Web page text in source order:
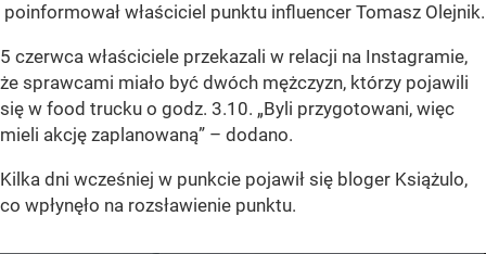
poinformował właściciel punktu influencer Tomasz Olejnik.
5 czerwca właściciele przekazali w relacji na Instagramie,
że sprawcami miało być dwóch mężczyzn, którzy pojawili
się w food trucku o godz. 3.10. „Byli przygotowani, więc
mieli akcję zaplanowaną” – dodano.
Kilka dni wcześniej w punkcie pojawił się bloger Książulo,
co wpłynęło na rozsławienie punktu.